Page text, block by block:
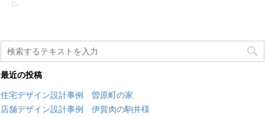
-
最近の投稿
住宅デザイン設計事例 曽原町の家
店舗デザイン設計事例 伊賀肉の駒井様